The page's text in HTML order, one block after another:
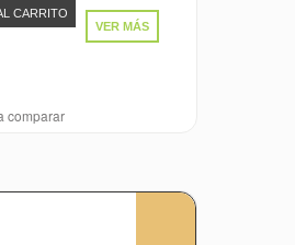
CARRITO
VER MÁS
comparar